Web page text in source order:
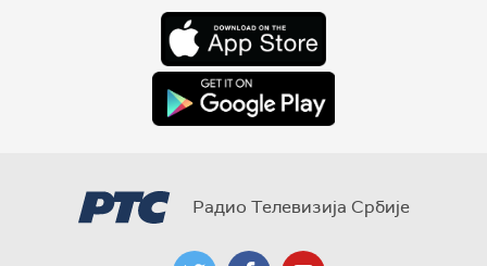
Радио Телевизија Србије